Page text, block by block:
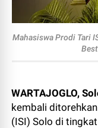
Mahasiswa Prodi Tari
WARTAJOGLO,
kembali
(ISI) Solo di